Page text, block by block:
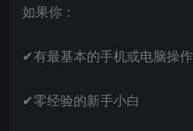
如果你：
✔有最基本的手机或电脑操
✔零经验的新手小白